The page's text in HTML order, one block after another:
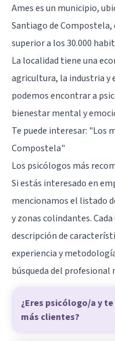
Ames es un municipio,
Santiago de
superior a los 30.000
La localidad tiene una
agricultura, la industria y
podemos encontrar a
bienestar mental y
Te puede interesar: "Los
Compostela"
Los psicólogos más
Si estás interesado en
mencionamos el listado
y zonas colindantes.
descripción de
experiencia y
búsqueda del profesional
¿Eres psicólogo/a y
más clientes?